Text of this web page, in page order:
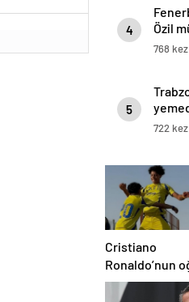
4
Özil
768
5
722
Cristiano
Ronaldo’nun
milla davet